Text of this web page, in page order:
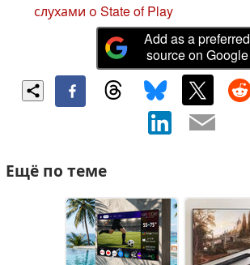
слухами о State of Play
Add as a preferred
source on Google
Ещё по теме